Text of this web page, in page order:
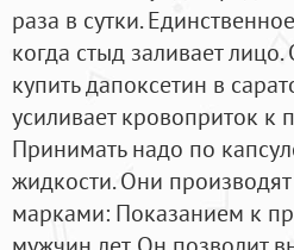
раза в сутки.
когда стыд заливает
купить дапоксетин в
усиливает кровоприток к
Принимать надо по
жидкости. Они
марками: Показанием к